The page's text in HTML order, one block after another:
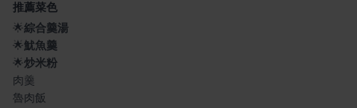
推薦菜色
🌟綜合羹湯
🌟魷魚羹
🌟炒米粉
肉羹
魯肉飯